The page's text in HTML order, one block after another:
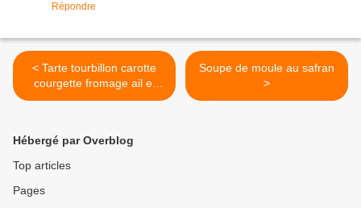
Répondre
< Tarte tourbillon carotte
courgette fromage ail et
fines herbes
Soupe de moule au safran
>
Hébergé par Overblog
Top articles
Pages